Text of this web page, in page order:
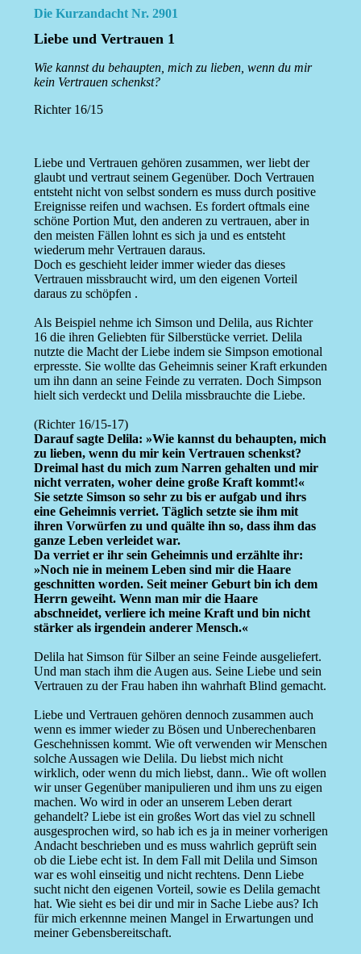
Die Kurzandacht Nr. 2901
Liebe und Vertrauen 1
Wie kannst du behaupten, mich zu lieben, wenn du mir
kein Vertrauen schenkst?
Richter 16/15
Liebe und Vertrauen gehören zusammen, wer liebt der
glaubt und vertraut seinem Gegenüber. Doch Vertrauen
entsteht nicht von selbst sondern es muss durch positive
Ereignisse reifen und wachsen. Es fordert oftmals eine
schöne Portion Mut, den anderen zu vertrauen, aber in
den meisten Fällen lohnt es sich ja und es entsteht
wiederum mehr Vertrauen daraus.
Doch es geschieht leider immer wieder das dieses
Vertrauen missbraucht wird, um den eigenen Vorteil
daraus zu schöpfen .
Als Beispiel nehme ich Simson und Delila, aus Richter
16 die ihren Geliebten für Silberstücke verriet. Delila
nutzte die Macht der Liebe indem sie Simpson emotional
erpresste. Sie wollte das Geheimnis seiner Kraft erkunden
um ihn dann an seine Feinde zu verraten. Doch Simpson
hielt sich verdeckt und Delila missbrauchte die Liebe.
(Richter 16/15-17)
Darauf sagte Delila: »Wie kannst du behaupten, mich
zu lieben, wenn du mir kein Vertrauen schenkst?
Dreimal hast du mich zum Narren gehalten und mir
nicht verraten, woher deine große Kraft kommt!«
Sie setzte Simson so sehr zu bis er aufgab und ihrs
eine Geheimnis verriet. Täglich setzte sie ihm mit
ihren Vorwürfen zu und quälte ihn so, dass ihm das
ganze Leben verleidet war.
Da verriet er ihr sein Geheimnis und erzählte ihr:
»Noch nie in meinem Leben sind mir die Haare
geschnitten worden. Seit meiner Geburt bin ich dem
Herrn geweiht. Wenn man mir die Haare
abschneidet, verliere ich meine Kraft und bin nicht
stärker als irgendein anderer Mensch.«
Delila hat Simson für Silber an seine Feinde ausgeliefert.
Und man stach ihm die Augen aus. Seine Liebe und sein
Vertrauen zu der Frau haben ihn wahrhaft Blind gemacht.
Liebe und Vertrauen gehören dennoch zusammen auch
wenn es immer wieder zu Bösen und Unberechenbaren
Geschehnissen kommt. Wie oft verwenden wir Menschen
solche Aussagen wie Delila. Du liebst mich nicht
wirklich, oder wenn du mich liebst, dann.. Wie oft wollen
wir unser Gegenüber manipulieren und ihm uns zu eigen
machen. Wo wird in oder an unserem Leben derart
gehandelt? Liebe ist ein großes Wort das viel zu schnell
ausgesprochen wird, so hab ich es ja in meiner vorherigen
Andacht beschrieben und es muss wahrlich geprüft sein
ob die Liebe echt ist. In dem Fall mit Delila und Simson
war es wohl einseitig und nicht rechtens. Denn Liebe
sucht nicht den eigenen Vorteil, sowie es Delila gemacht
hat. Wie sieht es bei dir und mir in Sache Liebe aus? Ich
für mich erkennne meinen Mangel in Erwartungen und
meiner Gebensbereitschaft.